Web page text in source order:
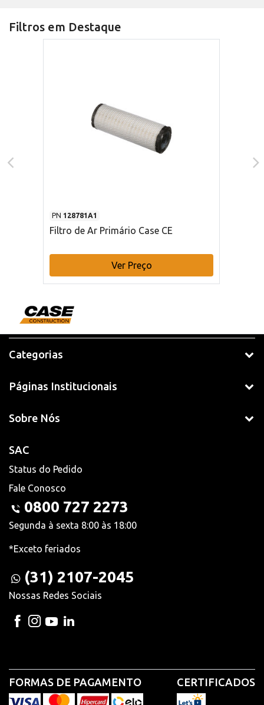
Filtros em Destaque
PN 128781A1
Filtro de Ar Primário Case CE
Ver Preço
Categorias
Páginas Institucionais
Sobre Nós
SAC
Status do Pedido
Fale Conosco
0800 727 2273
Segunda à sexta 8:00 às 18:00
*Exceto feriados
(31) 2107-2045
Nossas Redes Sociais
FORMAS DE PAGAMENTO CERTIFICADOS